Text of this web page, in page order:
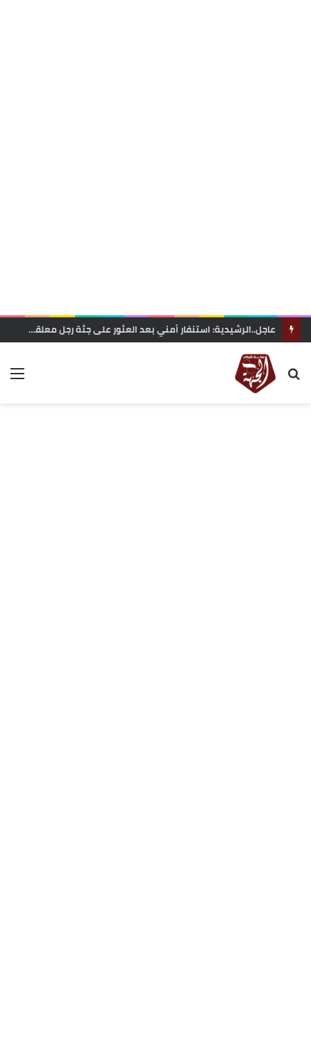
وزارة التربية الوطنية تعلن رسميا مواعيد الدخول المدرسي 2026-2027